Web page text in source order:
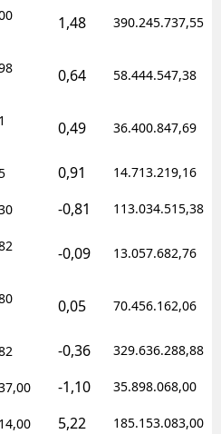
1,48 390.245.737,55
0,64 58.444.547,38
0,49 36.400.847,69
0,91 14.713.219,16
-0,81 113.034.515,38
-0,09 13.057.682,76
0,05 70.456.162,06
-0,36 329.636.288,88
-1,10 35.898.068,00
5,22 185.153.083,00